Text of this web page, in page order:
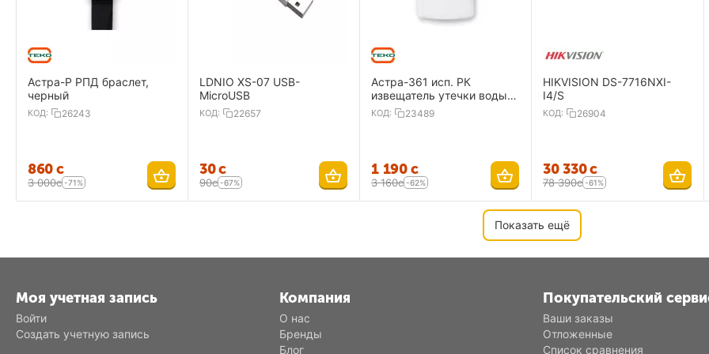
Астра-Р РПД браслет,
черный
КОД: 26243
‍860‍с
3 000с -71%
LDNIO XS-07 USB-
MicroUSB
КОД: 22657
‍30‍с
‍90‍с -67%
Астра-361 исп. РК
извещатель утечки воды,
радиоканальный
КОД: 23489
1 190 с
3 160с -62%
HIKVISION DS-7716NXI-
I4/S
КОД: 26904
30 330с
78 390с -61%
Показать ещё
Моя учетная запись
Войти
Создать учетную запись
Компания
О нас
Бренды
Блог
Покупательский
Ваши заказы
Отложенные
Список сравнения